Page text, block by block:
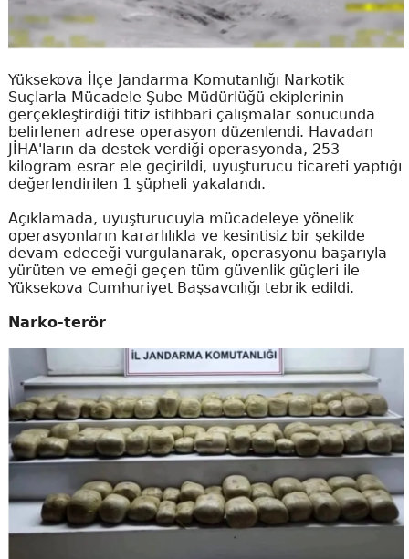
Yüksekova İlçe Jandarma Komutanlığı Narkotik
Suçlarla Mücadele Şube Müdürlüğü ekiplerinin
gerçekleştirdiği titiz istihbari çalışmalar sonucunda
belirlenen adrese operasyon düzenlendi. Havadan
JİHA'ların da destek verdiği operasyonda, 253
kilogram esrar ele geçirildi, uyuşturucu ticareti yaptığı
değerlendirilen 1 şüpheli yakalandı.
Açıklamada, uyuşturucuyla mücadeleye yönelik
operasyonların kararlılıkla ve kesintisiz bir şekilde
devam edeceği vurgulanarak, operasyonu başarıyla
yürüten ve emeği geçen tüm güvenlik güçleri ile
Yüksekova Cumhuriyet Başsavcılığı tebrik edildi.
Narko-terör